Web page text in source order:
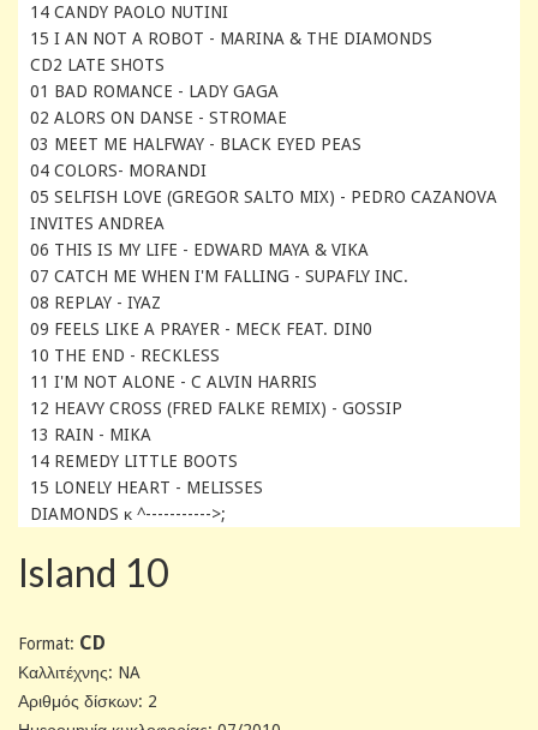
14 CANDY PAOLO NUTINI
15 I AN NOT A ROBOT - MARINA & THE DIAMONDS
CD2 LATE SHOTS
01 BAD ROMANCE - LADY GAGA
02 ALORS ON DANSE - STROMAE
03 MEET ME HALFWAY - BLACK EYED PEAS
04 COLORS- MORANDI
05 SELFISH LOVE (GREGOR SALTO MIX) - PEDRO CAZANOVA
INVITES ANDREA
06 THIS IS MY LIFE - EDWARD MAYA & VIKA
07 CATCH ME WHEN I'M FALLING - SUPAFLY INC.
08 REPLAY - IYAZ
09 FEELS LIKE A PRAYER - MECK FEAT. DIN0
10 THE END - RECKLESS
11 I'M NOT ALONE - C ALVIN HARRIS
12 HEAVY CROSS (FRED FALKE REMIX) - GOSSIP
13 RAIN - MIKA
14 REMEDY LITTLE BOOTS
15 LONELY HEART - MELISSES
DIAMONDS κ ^----------->;
Island 10
Format: CD
Καλλιτέχνης: NA
Αριθμός δίσκων: 2